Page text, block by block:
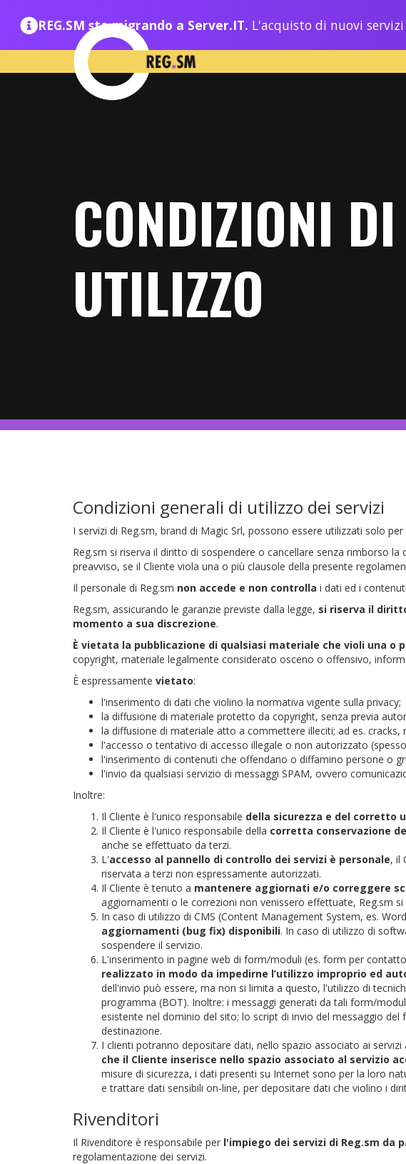
REG.SM sta migrando a Server.IT. L'acquisto di nuovi
CONDIZIONI DI
UTILIZZO
Condizioni generali di utilizzo dei servizi
I servizi di Reg.sm, brand di Magic Srl, possono essere utilizzati solo
Reg.sm si riserva il diritto di sospendere o cancellare senza rimborso
preavviso, se il Cliente viola una o più clausole della presente
Il personale di Reg.sm non accede e non controlla i dati ed i
Reg.sm, assicurando le garanzie previste dalla legge, si riserva il
momento a sua discrezione.
È vietata la pubblicazione di qualsiasi materiale che violi una o
copyright, materiale legalmente considerato osceno o offensivo,
È espressamente vietato:
l'inserimento di dati che violino la normativa vigente sulla privacy;
la diffusione di materiale protetto da copyright, senza previa
la diffusione di materiale atto a commettere illeciti; ad es.
l'accesso o tentativo di accesso illegale o non autorizzato
l'inserimento di contenuti che offendano o diffamino persone o
l'invio da qualsiasi servizio di messaggi SPAM, ovvero
Inoltre:
Il Cliente è l'unico responsabile della sicurezza e del corretto
Il Cliente è l'unico responsabile della corretta conservazione
anche se effettuato da terzi.
L'accesso al pannello di controllo dei servizi è personale, il
riservata a terzi non espressamente autorizzati.
Il Cliente è tenuto a mantenere aggiornati e/o correggere
aggiornamenti o le correzioni non venissero effettuate, Reg.sm
In caso di utilizzo di CMS (Content Management System, es.
aggiornamenti (bug fix) disponibili. In caso di utilizzo di
sospendere il servizio.
L'inserimento in pagine web di form/moduli (es. form per
realizzato in modo da impedirne l’utilizzo improprio ed
dell'invio può essere, ma non si limita a questo, l'utilizzo di
programma (BOT). Inoltre: i messaggi generati da tali form/
esistente nel dominio del sito; lo script di invio del messaggio
destinazione.
I clienti potranno depositare dati, nello spazio associato ai
che il Cliente inserisce nello spazio associato al servizio
misure di sicurezza, i dati presenti su Internet sono per la loro
e trattare dati sensibili on-line, per depositare dati che violino i
Rivenditori
Il Rivenditore è responsabile per l'impiego dei servizi di Reg.sm da
regolamentazione dei servizi.